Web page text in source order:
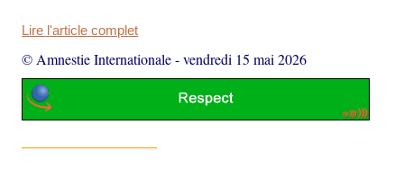
Lire l'article complet
© Amnestie Internationale-vendredi 15 mai 2026